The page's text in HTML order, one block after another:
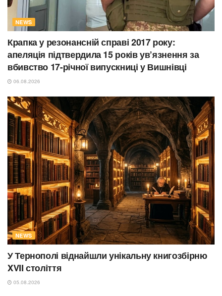
NEWS
Крапка у резонансній справі 2017 року:
апеляція підтвердила 15 років ув’язнення за
вбивство 17-річної випускниці у Вишнівці
06.08.2026
NEWS
У Тернополі віднайшли унікальну книгозбірню
XVII століття
05.08.2026